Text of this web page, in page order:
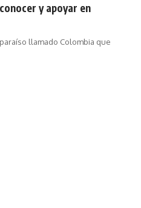
y apoyar en
llamado Colombia que